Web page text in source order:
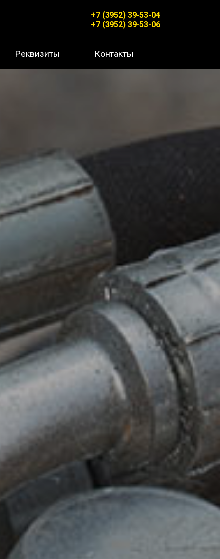
+7 (3952) 39-53-04
+7 (3952) 39-53-06
Реквизиты Контакты